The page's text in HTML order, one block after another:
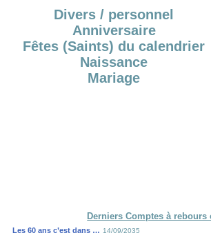
Divers / personnel
Anniversaire
Fêtes (Saints) du calendrier
Naissance
Mariage
Derniers Comptes à rebours
Les 60 ans c’est dans … 14/09/2035